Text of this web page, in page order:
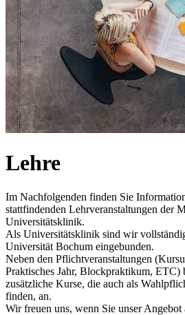
Lehre
Im Nachfolgenden finden Sie
stattfindenden Lehrveranstaltungen der
Universitätsklinik.
Als Universitätsklinik sind wir
Universität Bochum eingebunden.
Neben den Pflichtveranstaltungen
Praktisches Jahr, Blockpraktikum, ETC)
zusätzliche Kurse, die auch als
finden, an.
Wir freuen uns, wenn Sie unser Angebot